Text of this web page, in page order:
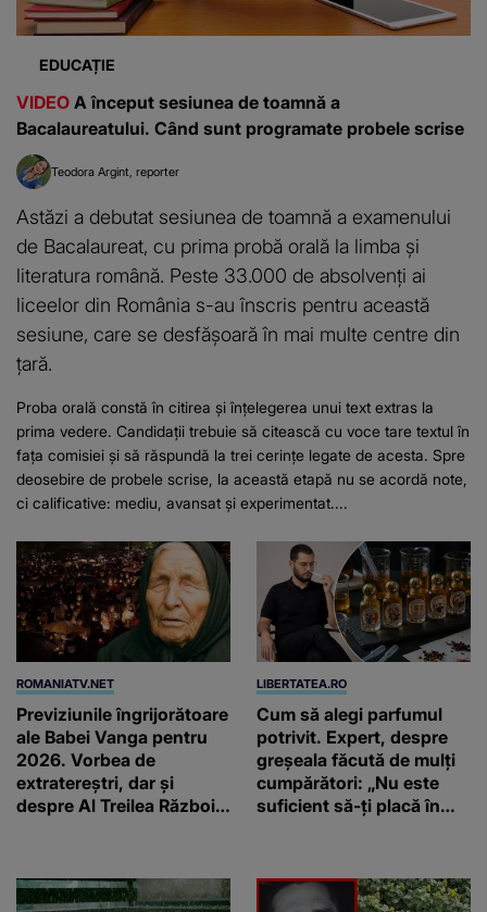
EDUCAȚIE
VIDEO A început sesiunea de toamnă a
Bacalaureatului. Când sunt programate probele scrise
Teodora Argint reporter
Astăzi a debutat sesiunea de toamnă a examenului
de Bacalaureat, cu prima probă orală la limba și
literatura română. Peste 33.000 de absolvenți ai
liceelor din România s-au înscris pentru această
sesiune, care se desfășoară în mai multe centre din
țară.
Proba orală constă în citirea și înțelegerea unui text extras la
prima vedere. Candidații trebuie să citească cu voce tare textul în
fața comisiei și să răspundă la trei cerințe legate de acesta. Spre
deosebire de probele scrise, la această etapă nu se acordă note,
ci calificative: mediu, avansat și experimentat....
ROMANIATV.NET
Previziunile îngrijorătoare
ale Babei Vanga pentru
2026. Vorbea de
extratereștri, dar și
despre Al Treilea Război
LIBERTATEA.RO
Cum să alegi parfumul
potrivit. Expert, despre
greșeala făcută de mulți
cumpărători: „Nu este
suficient să-ți placă în